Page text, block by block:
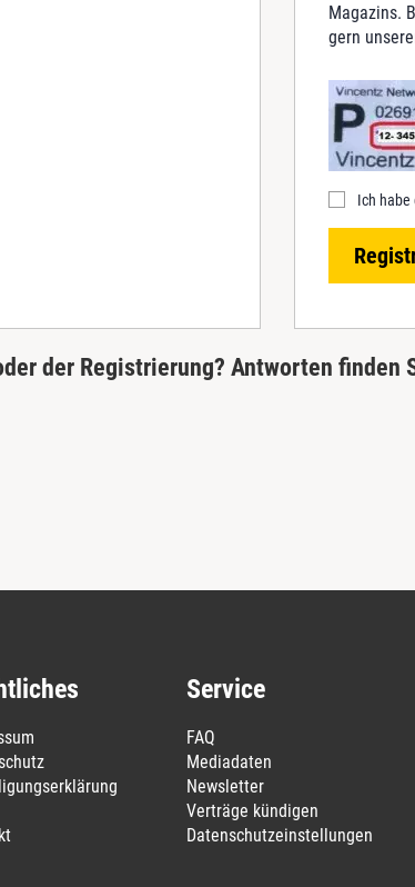
Magazins.
gern
Ich habe
der Registrierung? Antworten finden
Service
FAQ
Mediadaten
Newsletter
Verträge kündigen
Datenschutzeinstellungen